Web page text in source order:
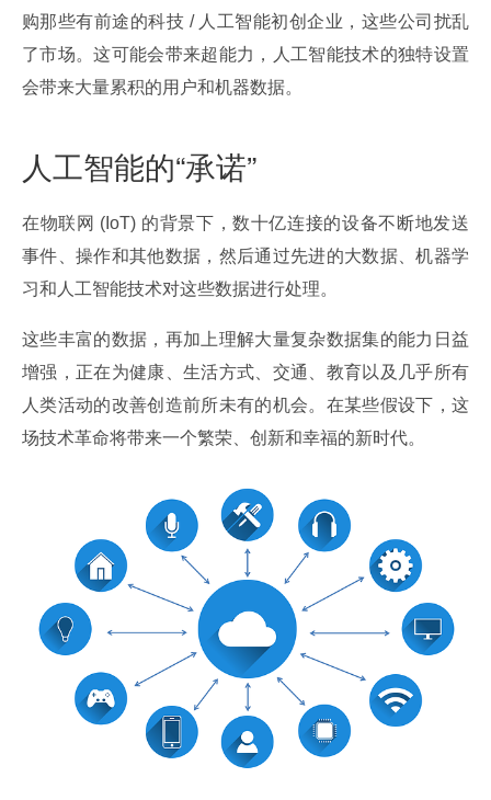
购那些有前途的科技 / 人工智能初创企业，这些公司扰乱
了市场。这可能会带来超能力，人工智能技术的独特设置
会带来大量累积的用户和机器数据。
人工智能的“承诺”
在物联网 (IoT) 的背景下，数十亿连接的设备不断地发送
事件、操作和其他数据，然后通过先进的大数据、机器学
习和人工智能技术对这些数据进行处理。
这些丰富的数据，再加上理解大量复杂数据集的能力日益
增强，正在为健康、生活方式、交通、教育以及几乎所有
人类活动的改善创造前所未有的机会。在某些假设下，这
场技术革命将带来一个繁荣、创新和幸福的新时代。